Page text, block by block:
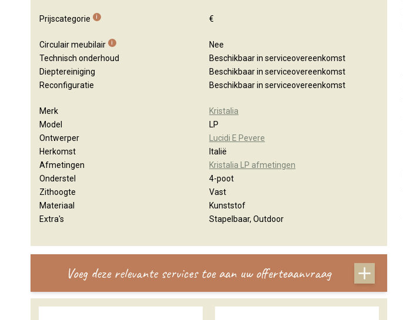
Prijscategorie i €
Circulair meubilair i
Nee
Technisch onderhoud
Beschikbaar in serviceovereenkomst
Dieptereiniging
Beschikbaar in serviceovereenkomst
Reconfiguratie
Beschikbaar in serviceovereenkomst
Merk
Kristalia
Model
LP
Ontwerper
Lucidi E Pevere
Herkomst
Italië
Afmetingen
Kristalia LP afmetingen
Onderstel
4-poot
Zithoogte
Vast
Materiaal
Kunststof
Extra's
Stapelbaar, Outdoor
Voeg deze relevante services toe aan uw offerteaanvraag